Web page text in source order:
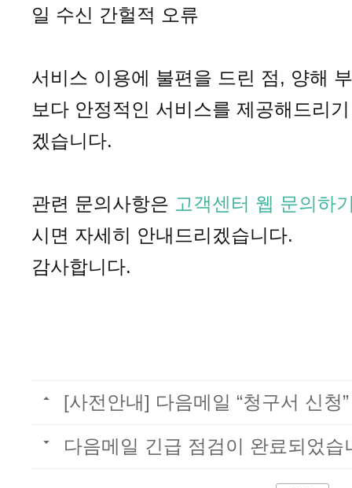
일 수신 간헐적 오류
서비스 이용에 불편을 드린 점, 양해
보다 안정적인 서비스를 제공해드리
겠습니다.
관련 문의사항은 고객센터 웹 문의하
시면 자세히 안내드리겠습니다.
감사합니다.
[사전안내] 다음메일 “청구서 신청
다음메일 긴급 점검이 완료되었습